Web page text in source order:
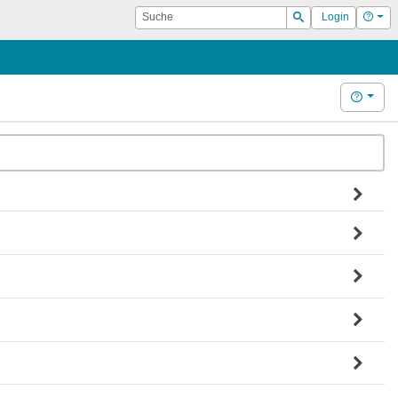
Suche
Suchen
Login Hilfe
Hilfe